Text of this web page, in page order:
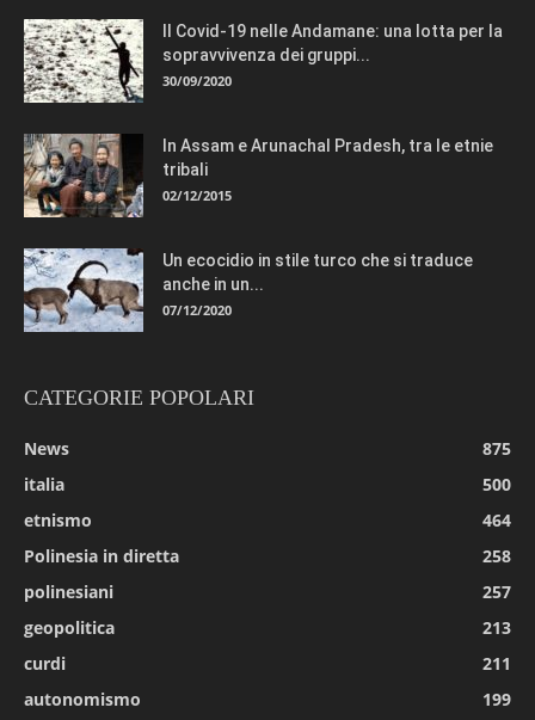
Il Covid-19 nelle Andamane: una lotta per la
sopravvivenza dei gruppi...
30/09/2020
In Assam e Arunachal Pradesh, tra le etnie
tribali
02/12/2015
Un ecocidio in stile turco che si traduce
anche in un...
07/12/2020
CATEGORIE POPOLARI
News
875
italia
500
etnismo
464
Polinesia in diretta
258
polinesiani
257
geopolitica
213
curdi
211
autonomismo
199